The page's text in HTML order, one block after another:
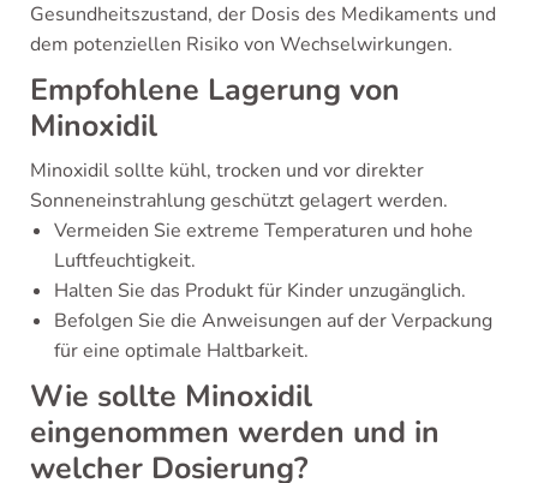
Gesundheitszustand, der Dosis des Medikaments und
dem potenziellen Risiko von Wechselwirkungen.
Empfohlene Lagerung von
Minoxidil
Minoxidil sollte kühl, trocken und vor direkter
Sonneneinstrahlung geschützt gelagert werden.
Vermeiden Sie extreme Temperaturen und hohe
Luftfeuchtigkeit.
Halten Sie das Produkt für Kinder unzugänglich.
Befolgen Sie die Anweisungen auf der Verpackung
für eine optimale Haltbarkeit.
Wie sollte Minoxidil
eingenommen werden und in
welcher Dosierung?